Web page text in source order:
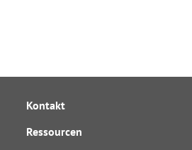
Kontakt
Ressourcen